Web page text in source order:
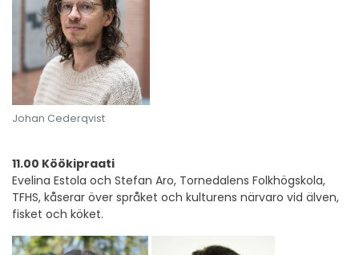
Johan Cederqvist
11.00 Köökipraati
Evelina Estola och Stefan Aro, Tornedalens Folkhögskola,
TFHS, kåserar över språket och kulturens närvaro vid älven,
fisket och köket.